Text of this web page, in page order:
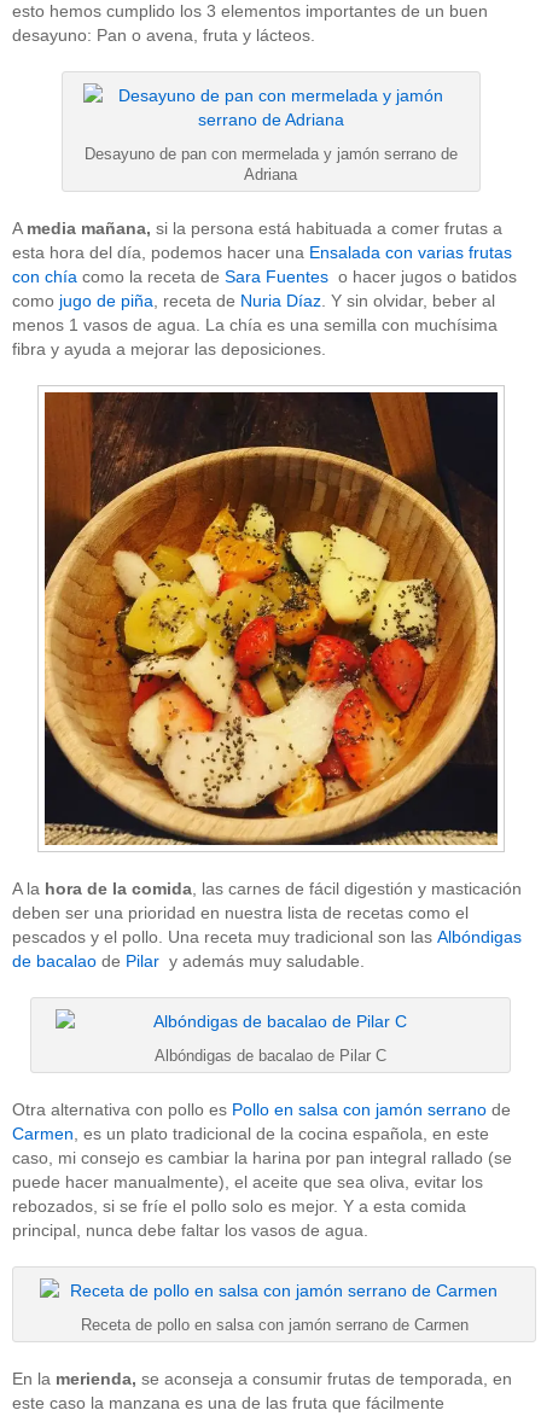
esto hemos cumplido los 3 elementos importantes de un buen
desayuno: Pan o avena, fruta y lácteos.
Desayuno de pan con mermelada y jamón serrano de
Adriana
A media mañana, si la persona está habituada a comer frutas a
esta hora del día, podemos hacer una Ensalada con varias frutas
con chía como la receta de Sara Fuentes o hacer jugos o batidos
como jugo de piña , receta de Nuria Díaz . Y sin olvidar, beber al
menos 1 vasos de agua. La chía es una semilla con muchísima
fibra y ayuda a mejorar las deposiciones.
A la hora de la comida , las carnes de fácil digestión y masticación
deben ser una prioridad en nuestra lista de recetas como el
pescados y el pollo. Una receta muy tradicional son las Albóndigas
de bacalao de Pilar y además muy saludable.
Albóndigas de bacalao de Pilar C
Otra alternativa con pollo es Pollo en salsa con jamón serrano de
Carmen , es un plato tradicional de la cocina española, en este
caso, mi consejo es cambiar la harina por pan integral rallado (se
puede hacer manualmente), el aceite que sea oliva, evitar los
rebozados, si se fríe el pollo solo es mejor. Y a esta comida
principal, nunca debe faltar los vasos de agua.
Receta de pollo en salsa con jamón serrano de Carmen
En la merienda, se aconseja a consumir frutas de temporada, en
este caso la manzana es una de las fruta que fácilmente